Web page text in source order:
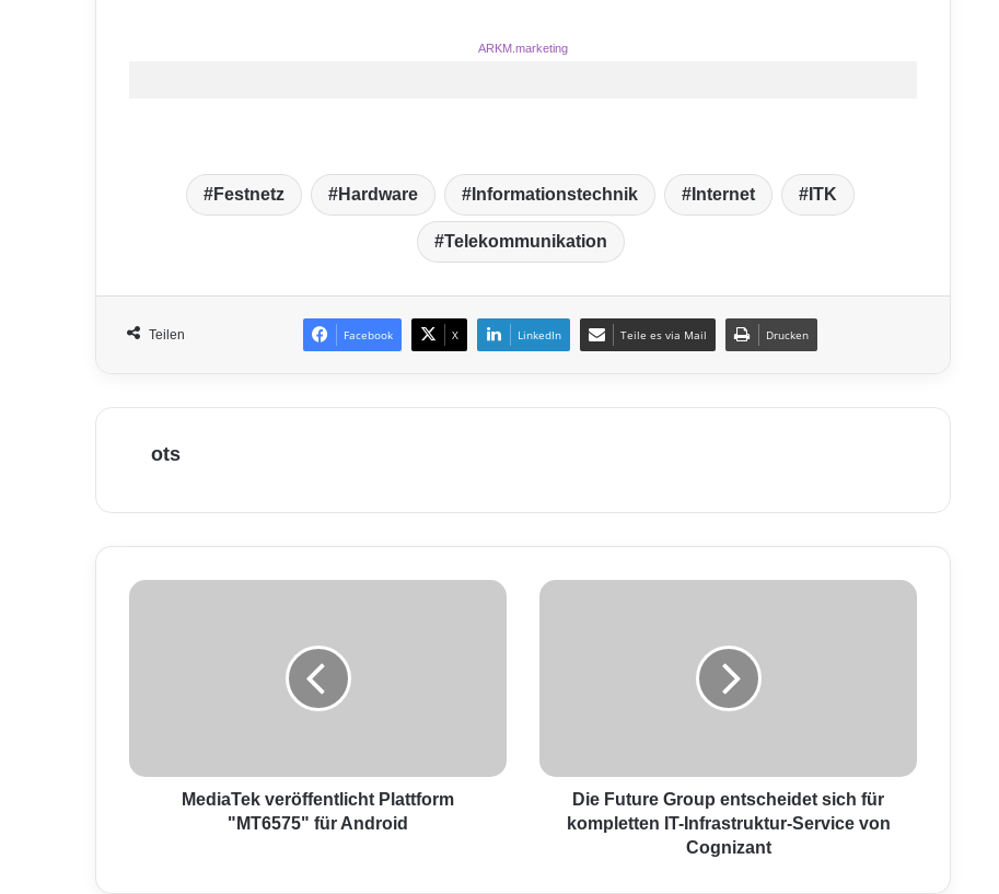
ARKM.marketing
Festnetz Hardware Informationstechnik Internet ITK
Telekommunikation
Teilen Facebook X LinkedIn Teile es via Mail Drucken
ots
M
v
f
MediaTek veröffentlicht Plattform
"MT6575" für Android
D
e
p
Die Future Group entscheidet sich für
kompletten IT-Infrastruktur-Service von
Cognizant